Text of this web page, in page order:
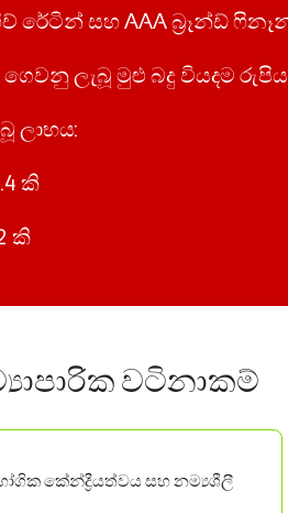
රේටින් සහ AAA බ‍්‍රෑන්ඩ්
ගෙවනු ලැබූ මුළු බදු වියදම
ලාභය:
කි
කි
වටිනාකම්
කේන්ද්‍රීයත්වය සහ නම්‍යශීලී